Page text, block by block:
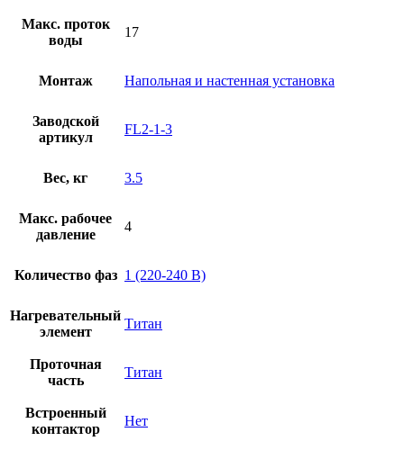
Макс. проток
воды
17
Монтаж Напольная и настенная установка
Заводской
артикул
FL2-1-3
Вес, кг 3.5
Макс. рабочее
давление
4
Количество фаз 1 (220-240 В)
Нагревательный
элемент
Титан
Проточная
часть
Титан
Встроенный
контактор
Нет